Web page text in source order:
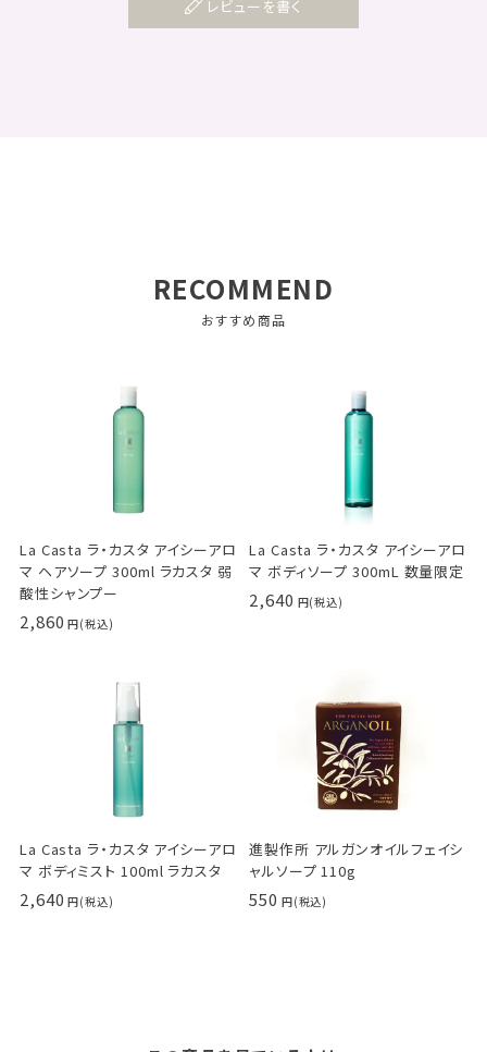
レビューを書く
RECOMMEND
おすすめ商品
La Casta ラ・カスタ アイシーアロ
マ ヘアソープ 300ml ラカスタ 弱
酸性シャンプー
2,860
La Casta ラ・カスタ アイシーアロ
マ ボディソープ 300mL 数量限定
2,640
La Casta ラ・カスタ アイシーアロ
マ ボディミスト 100ml ラカスタ
2,640
進製作所 アルガンオイルフェイシ
ャルソープ 110g
550